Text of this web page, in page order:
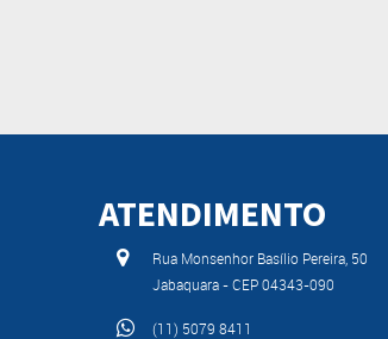
ATENDIMENTO
Rua Monsenhor Basílio Pereira, 50
Jabaquara - CEP 04343-090
(11) 5079 8411